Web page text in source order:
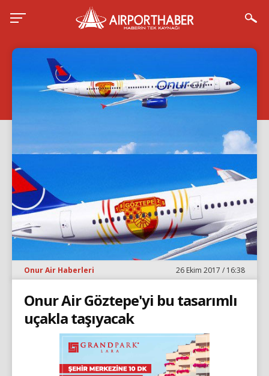
Onur Air Haberleri 26 Ekim 2017 / 16:38
Onur Air Göztepe'yi bu tasarımlı
uçakla taşıyacak